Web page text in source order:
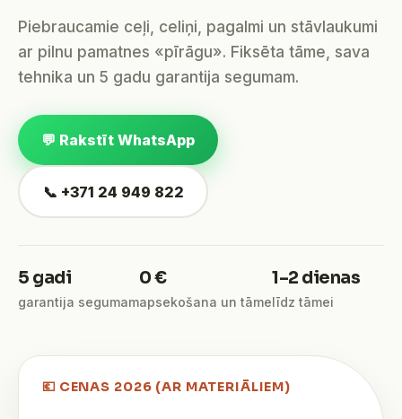
Piebraucamie ceļi, celiņi, pagalmi un stāvlaukumi
ar pilnu pamatnes «pīrāgu». Fiksēta tāme, sava
tehnika un 5 gadu garantija segumam.
💬 Rakstīt WhatsApp
📞 +371 24 949 822
5 gadi
garantija segumam
0 €
apsekošana un tāme
1–2 dienas
līdz tāmei
💶 CENAS 2026 (AR MATERIĀLIEM)